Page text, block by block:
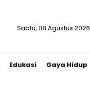
Sabtu, 08 Agustus 2026
Edukasi Gaya Hidup